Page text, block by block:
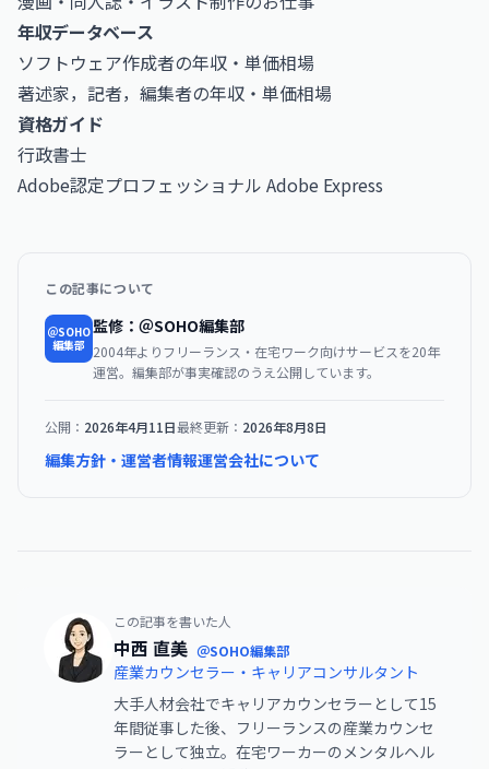
年収データベース
ソフトウェア作成者の年収・単価相場
著述家，記者，編集者の年収・単価相場
資格ガイド
行政書士
Adobe認定プロフェッショナル Adobe Express
この記事について
＠SOHO
編集部
監修：＠SOHO編集部
2004年よりフリーランス・在宅ワーク向けサービスを20年
運営。編集部が事実確認のうえ公開しています。
公開： 2026年4月11日最終更新： 2026年8月8日
編集方針・運営者情報運営会社について
この記事を書いた人
中西 直美 ＠SOHO編集部
産業カウンセラー・キャリアコンサルタント
大手人材会社でキャリアカウンセラーとして15
年間従事した後、フリーランスの産業カウンセ
ラーとして独立。在宅ワーカーのメンタルヘル